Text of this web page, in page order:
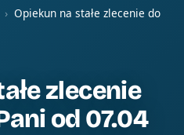
› Opiekun na stałe zlecenie do
zlecenie
od 07.04